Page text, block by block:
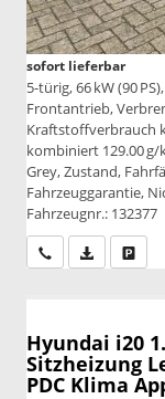
sofort lieferbar
5-türig, 66 kW (90
Frontantrieb,
Kraftstoffverbrauch
kombiniert 129.00 g/
Grey, Zustand,
Fahrzeuggarantie,
Fahrzeugnr.: 132377
Wir rufen Sie an
PDF-
Hyundai i20
Sitzheizung
PDC Klima